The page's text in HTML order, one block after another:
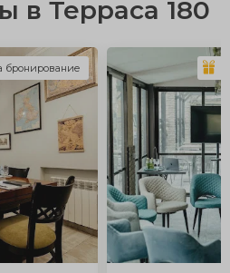
в Терраса 180
бронирование